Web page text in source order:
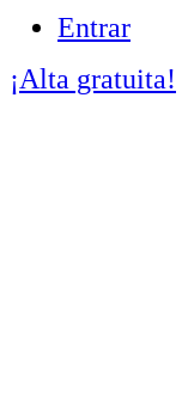
Entrar
¡Alta gratuita!